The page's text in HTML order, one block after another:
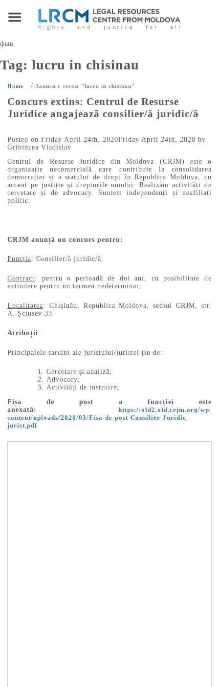
фыв
Tag: lucru in chisinau
Home / Записи с тегом "lucru in chisinau"
Concurs extins: Centrul de Resurse
Juridice angajează consilier/ă juridic/ă
Posted on Friday April 24th, 2020Friday April 24th, 2020 by
Gribincea Vladislav
Centrul de Resurse Juridice din Moldova (CRJM) este o
organizație necomercială care contribuie la consolidarea
democrației și a statului de drept în Republica Moldova, cu
accent pe justiție și drepturile omului. Realizăm activități de
cercetare și de advocacy. Suntem independenți și neafiliați
politic.
CRJM anunță un concurs pentru:
Funcția: Consilier/ă juridic/ă;
Contract: pentru o perioadă de doi ani, cu posibilitate de
extindere pentru un termen nedeterminat;
Localitatea: Chișinău, Republica Moldova, sediul CRJM, str.
A. Șciusev 33.
Atribuții :
Principalele sarcini ale juristului/juristei țin de:
Cercetare și analiză;
Advocacy;
Activități de instruire;
Fișa de post a funcției este
anexată:
https://old2.old.crjm.org/wp-
content/uploads/2020/03/Fisa-de-post-Consilier-Juridic-
jurist.pdf